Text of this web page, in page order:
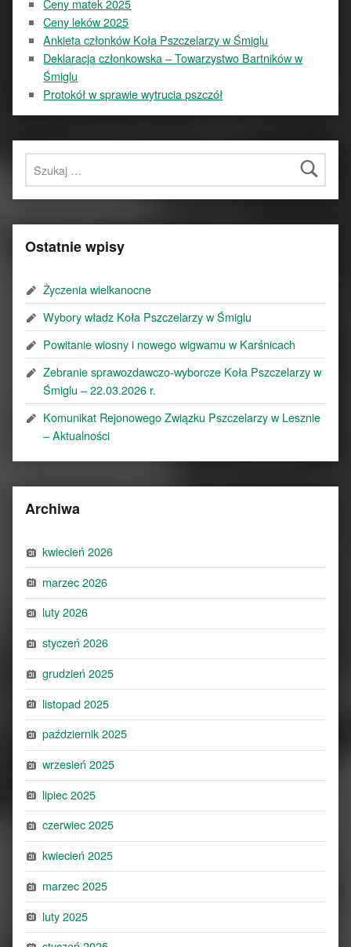
Ceny matek 2025
Ceny leków 2025
Ankieta członków Koła Pszczelarzy w Śmiglu
Deklaracja członkowska – Towarzystwo Bartników w
Śmiglu
Protokół w sprawie wytrucia pszczół
Szukaj:
Ostatnie wpisy
Życzenia wielkanocne
Wybory władz Koła Pszczelarzy w Śmiglu
Powitanie wiosny i nowego wigwamu w Karśnicach
Zebranie sprawozdawczo-wyborcze Koła Pszczelarzy w
Śmiglu – 22.03.2026 r.
Komunikat Rejonowego Związku Pszczelarzy w Lesznie
– Aktualności
Archiwa
kwiecień 2026
marzec 2026
luty 2026
styczeń 2026
grudzień 2025
listopad 2025
październik 2025
wrzesień 2025
lipiec 2025
czerwiec 2025
kwiecień 2025
marzec 2025
luty 2025